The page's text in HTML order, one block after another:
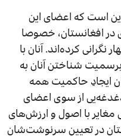
است که اعضای این
افغانستان، خصوصا
کرده‌اند. آنان با
شناختن آنان به
ایجادِ حاکمیت همه
از سوی اعضای
با اصول و ارزش‌های
در تعیینِ سرنوشت‌شان